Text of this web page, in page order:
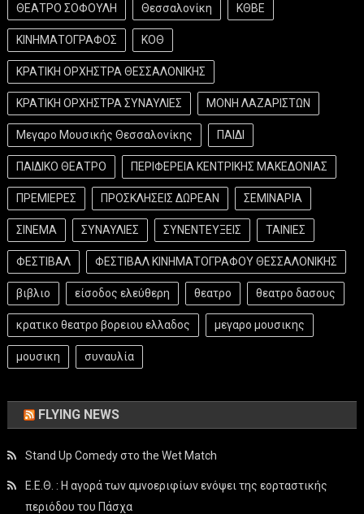
ΘΕΑΤΡΟ ΣΟΦΟΥΛΗ Θεσσαλονίκη ΚΘΒΕ
ΚΙΝΗΜΑΤΟΓΡΑΦΟΣ ΚΟΘ
ΚΡΑΤΙΚΗ ΟΡΧΗΣΤΡΑ ΘΕΣΣΑΛΟΝΙΚΗΣ
ΚΡΑΤΙΚΗ ΟΡΧΗΣΤΡΑ ΣΥΝΑΥΛΙΕΣ ΜΟΝΗ ΛΑΖΑΡΙΣΤΩΝ
Μεγαρο Μουσικής Θεσσαλονίκης ΠΑΙΔΙ
ΠΑΙΔΙΚΟ ΘΕΑΤΡΟ ΠΕΡΙΦΕΡΕΙΑ ΚΕΝΤΡΙΚΗΣ ΜΑΚΕΔΟΝΙΑΣ
ΠΡΕΜΙΕΡΕΣ ΠΡΟΣΚΛΗΣΕΙΣ ΔΩΡΕΑΝ ΣΕΜΙΝΑΡΙΑ
ΣΙΝΕΜΑ ΣΥΝΑΥΛΙΕΣ ΣΥΝΕΝΤΕΥΞΕΙΣ ΤΑΙΝΙΕΣ
ΦΕΣΤΙΒΑΛ ΦΕΣΤΙΒΑΛ ΚΙΝΗΜΑΤΟΓΡΑΦΟΥ ΘΕΣΣΑΛΟΝΙΚΗΣ
βιβλιο είσοδος ελεύθερη θεατρο θεατρο δασους
κρατικο θεατρο βορειου ελλαδος μεγαρο μουσικης
μουσικη συναυλία
FLYING NEWS
Stand Up Comedy στο the Wet Match
Ε.Ε.Θ. : Η αγορά των αμνοεριφίων ενόψει της εορταστικής
περιόδου του Πάσχα